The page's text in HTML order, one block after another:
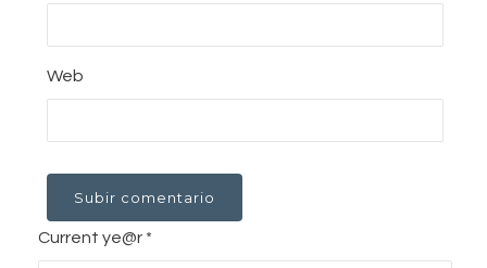
Web
Current ye@r *